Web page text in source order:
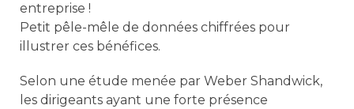
entreprise !
Petit pêle-mêle de données chiffrées pour
illustrer ces bénéfices.
Selon une étude menée par Weber Shandwick,
les dirigeants ayant une forte présence